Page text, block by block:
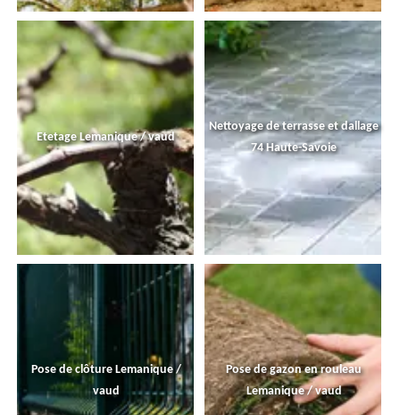
Etetage Lemanique / vaud
Nettoyage de terrasse et dallage
74 Haute-Savoie
Pose de clôture Lemanique /
vaud
Pose de gazon en rouleau
Lemanique / vaud